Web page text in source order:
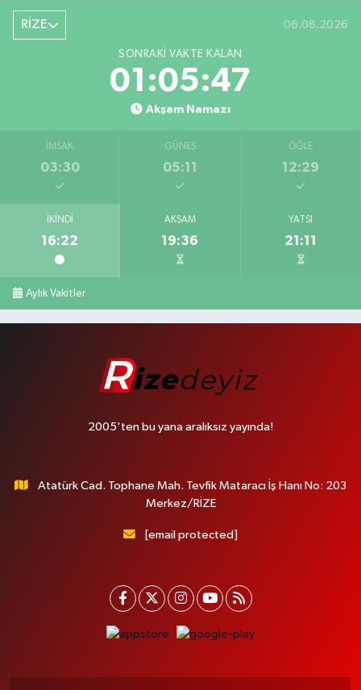
RİZE 06.08.2026
SONRAKI VAKTE KALAN
01:05:46
Akşam Namazı
İMSAK
03:30
GÜNEŞ
05:11
ÖĞLE
12:29
İKINDI
16:22
AKŞAM
19:36
YATSI
21:11
Aylık Vakitler
2005'ten bu yana aralıksız yayında!
Atatürk Cad. Tophane Mah. Tevfik Mataracı İş Hanı No: 203
Merkez/RİZE
[email protected]